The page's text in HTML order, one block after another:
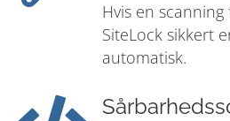
Hvis en
SiteLock sikkert
automatisk.